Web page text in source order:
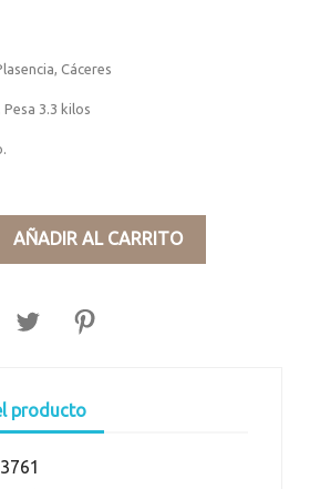
Cáceres
Pesa 3.3 kilos
AÑADIR AL CARRITO
producto